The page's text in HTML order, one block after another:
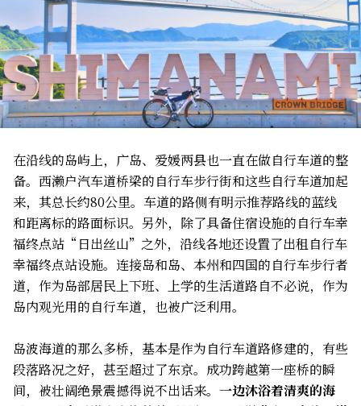
在沿线的岛屿上，广岛、爱媛两县也一直在做自行车道的整
备。西濑户汽车道桥梁的自行车步行街和这些自行车道加起
来，其总长约80公里。车道的路侧有明示推荐路线的蓝线
和距离标的路面标识。另外，除了具备住宿设施的自行车幸
福终点站“日出丝山”之外，沿线各地还设置了出租自行车
幸福终点站设施。连接岛和岛、本州和四国的自行车步行者
道，作为岛部居民上下班、上学的生活道路自不必说，作为
岛内观光用的自行车道，也被广泛利用。
岛波海道的那么多桥，基本是作为自行车道路修建的，有些
段落路况之好，甚至超过了东京。成功跨越第一座桥的瞬
间，被壮阔绝景震撼得说不出话来。 一边沐浴着清爽的海